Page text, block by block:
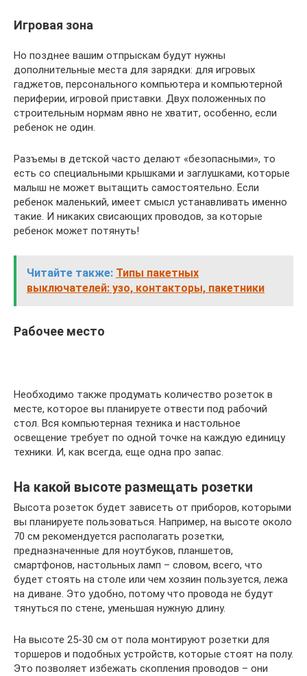
Игровая зона
Но позднее вашим отпрыскам будут нужны
дополнительные места для зарядки: для игровых
гаджетов, персонального компьютера и компьютерной
периферии, игровой приставки. Двух положенных по
строительным нормам явно не хватит, особенно, если
ребенок не один.
Разъемы в детской часто делают «безопасными», то
есть со специальными крышками и заглушками, которые
малыш не может вытащить самостоятельно. Если
ребенок маленький, имеет смысл устанавливать именно
такие. И никаких свисающих проводов, за которые
ребенок может потянуть!
Читайте также: Типы пакетных
выключателей: узо, контакторы, пакетники
Рабочее место
Необходимо также продумать количество розеток в
месте, которое вы планируете отвести под рабочий
стол. Вся компьютерная техника и настольное
освещение требует по одной точке на каждую единицу
техники. И, как всегда, еще одна про запас.
На какой высоте размещать розетки
Высота розеток будет зависеть от приборов, которыми
вы планируете пользоваться. Например, на высоте около
70 см рекомендуется располагать розетки,
предназначенные для ноутбуков, планшетов,
смартфонов, настольных ламп – словом, всего, что
будет стоять на столе или чем хозяин пользуется, лежа
на диване. Это удобно, потому что провода не будут
тянуться по стене, уменьшая нужную длину.
На высоте 25-30 см от пола монтируют розетки для
торшеров и подобных устройств, которые стоят на полу.
Это позволяет избежать скопления проводов – они